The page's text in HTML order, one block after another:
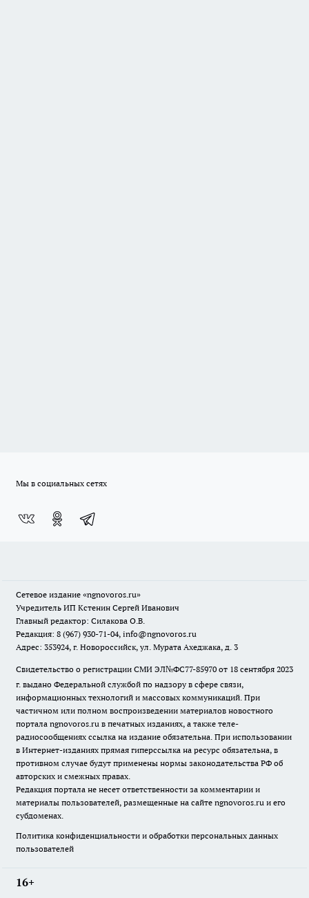
Мы в социальных сетях
Сетевое издание «ngnovoros.ru»
Учредитель ИП Кстенин Сергей Иванович
Главный редактор: Силакова О.В.
Редакция: 8 (967) 930-71-04, info@ngnovoros.ru
Адрес: 353924, г. Новороссийск, ул. Мурата Ахеджака, д. 3
Свидетельство о регистрации СМИ ЭЛ№ФС77-85970 от 18 сентября 2023
г. выдано Федеральной службой по надзору в сфере связи,
информационных технологий и массовых коммуникаций. При
частичном или полном воспроизведении материалов новостного
портала ngnovoros.ru в печатных изданиях, а также теле-
радиосообщениях ссылка на издание обязательна. При использовании
в Интернет-изданиях прямая гиперссылка на ресурс обязательна, в
противном случае будут применены нормы законодательства РФ об
авторских и смежных правах.
Редакция портала не несет ответственности за комментарии и
материалы пользователей, размещенные на сайте ngnovoros.ru и его
субдоменах.
Политика конфиденциальности и обработки персональных данных
пользователей
16+